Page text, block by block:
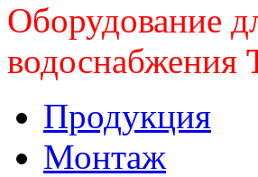
Оборудование
водоснабжения
Продукция
Монтаж